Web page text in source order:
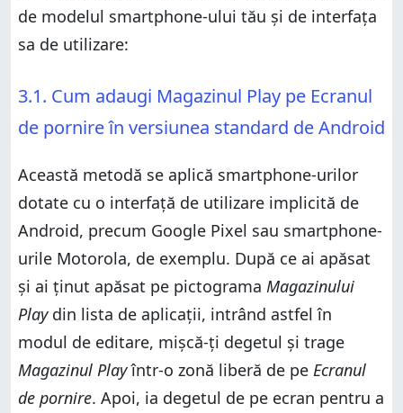
de modelul smartphone-ului tău și de interfața
sa de utilizare:
3.1. Cum adaugi Magazinul Play pe Ecranul
de pornire în versiunea standard de Android
Această metodă se aplică smartphone-urilor
dotate cu o interfață de utilizare implicită de
Android, precum Google Pixel sau smartphone-
urile Motorola, de exemplu. După ce ai apăsat
și ai ținut apăsat pe pictograma Magazinului
Playdin lista de aplicații, intrând astfel în
modul de editare, mișcă-ți degetul și trage
Magazinul Playîntr-o zonă liberă de pe Ecranul
de pornire. Apoi, ia degetul de pe ecran pentru a